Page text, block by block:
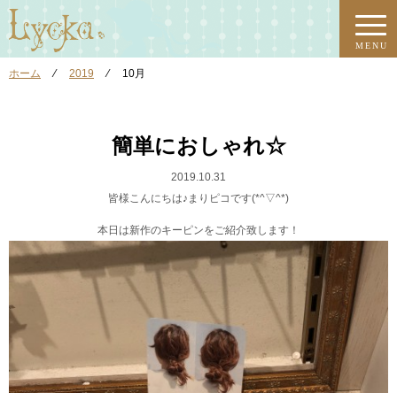
MENU
ホーム ⁄ 2019 ⁄ 10月
簡単におしゃれ☆
2019.10.31
皆様こんにちは♪まりピコです(*^▽^*)
本日は新作のキーピンをご紹介致します！